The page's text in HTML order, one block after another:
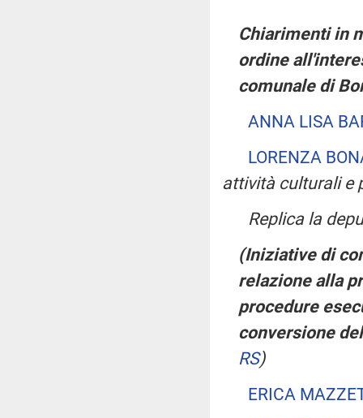
Chiarimenti in
ordine
comunale di
ANNA LISA
LORENZA
attività culturali e
Replica la
(Iniziative di
relazione alla
procedure
conversione
RS)
ERICA